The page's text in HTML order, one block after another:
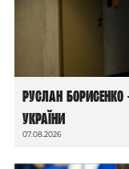
Руслан Борисенко
України
07.08.2026